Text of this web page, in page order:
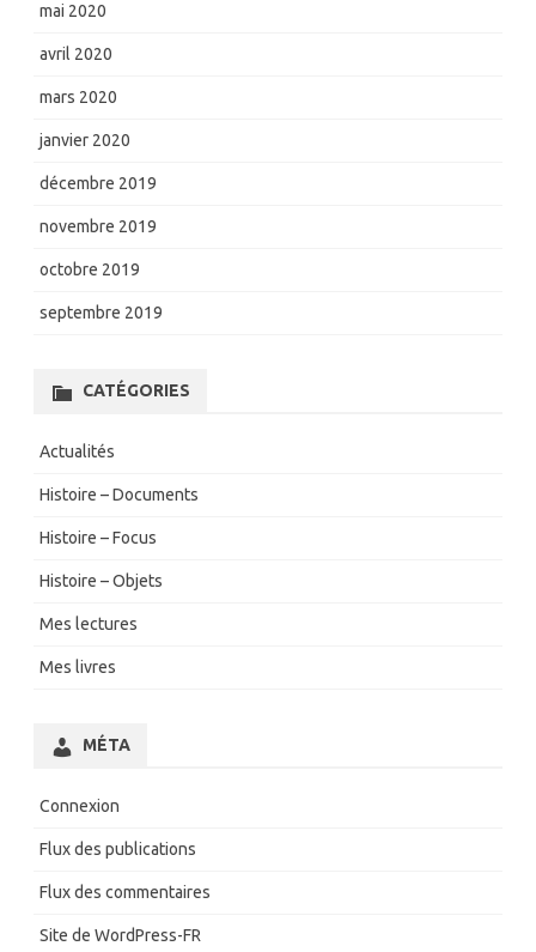
mai 2020
avril 2020
mars 2020
janvier 2020
décembre 2019
novembre 2019
octobre 2019
septembre 2019
CATÉGORIES
Actualités
Histoire – Documents
Histoire – Focus
Histoire – Objets
Mes lectures
Mes livres
MÉTA
Connexion
Flux des publications
Flux des commentaires
Site de WordPress-FR